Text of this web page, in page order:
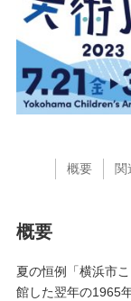
概要 関
概要
夏の恒例「横浜市
館した翌年の1965